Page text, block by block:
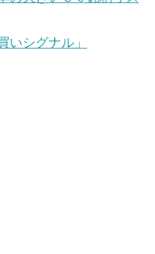
いシグナル」